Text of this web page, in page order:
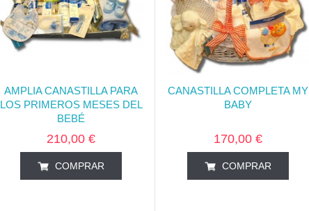
AMPLIA CANASTILLA PARA
LOS PRIMEROS MESES DEL
BEBÉ
210,00 €
COMPRAR
CANASTILLA COMPLETA MY
BABY
170,00 €
COMPRAR